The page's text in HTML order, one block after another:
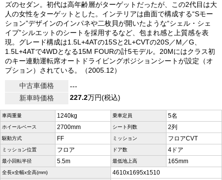
ズのセダン。初代は高年齢層がターゲットだったが、この2代目は大
人の女性をターゲットとした。インテリアは曲面で構成する“Sモー
ション”デザインのインパネや二枚貝が開いたような“シェル・シェ
イプ”シルエットのシートを採用するなど、包まれ感と上質感を表
現。グレード構成は1.5L+4ATの15Sと2L+CVTの20S／M／G、
1.5L+4ATで4WDとなる15M FOURの計5モデル。20Mにはクラス初
のキー連動運転席オートドライビングポジションシートが設定（オ
プション）されている。（2005.12）
中古車価格
---
新車時価格
227.2万円(税込)
車両重量 1240kg 乗車定員 5名
ホイールベース 2700mm シート列数 2列
駆動方式 FF ミッション フロアCVT
ミッション位置 フロア ドア数 4ドア
最小回転半径 5.5m 最低地上高 165mm
全長x全幅x全高(mm) 4610x1695x1510